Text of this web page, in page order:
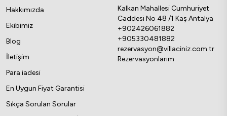
Hakkımızda
Ekibimiz
Blog
İletişim
Para iadesi
En Uygun Fiyat Garantisi
Sıkça Sorulan Sorular
Kalkan Mahallesi Cumhuriyet
Caddesi No 48 /1 Kaş Antalya
+902426061882
+905330481882
rezervasyon@villaciniz.com.tr
Rezervasyonlarım